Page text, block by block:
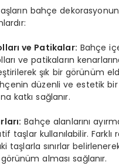
bahçe
ve Patikalar: Bahçe
ve patikaların
şık bir görünüm
düzenli ve estetik
katkı sağlanır.
Bahçe alanlarını
taşlar kullanılabilir. Farklı
taşlarla sınırlar
alması sağlanır.